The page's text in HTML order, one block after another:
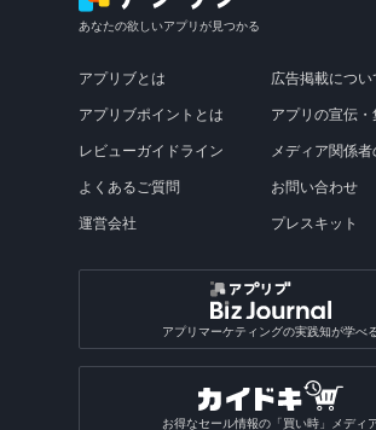
あなたの欲しいアプリが見つかる
アプリブとは
アプリブポイントとは
レビューガイドライン
よくあるご質問
運営会社
広告掲載につい
アプリの宣伝
メディア関係
お問い合わせ
プレスキット
アプリマーケティングの実践知が学べ
お得なセール情報の「買い時」メディ